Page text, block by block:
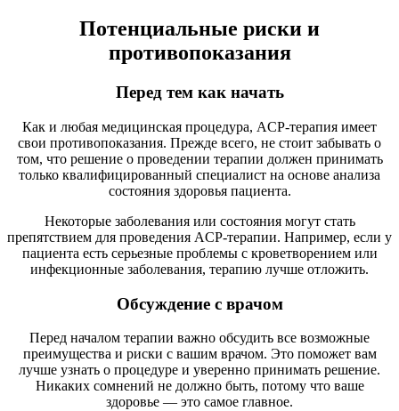
Потенциальные риски и
противопоказания
Перед тем как начать
Как и любая медицинская процедура, ACP-терапия имеет
свои противопоказания. Прежде всего, не стоит забывать о
том, что решение о проведении терапии должен принимать
только квалифицированный специалист на основе анализа
состояния здоровья пациента.
Некоторые заболевания или состояния могут стать
препятствием для проведения ACP-терапии. Например, если у
пациента есть серьезные проблемы с кроветворением или
инфекционные заболевания, терапию лучше отложить.
Обсуждение с врачом
Перед началом терапии важно обсудить все возможные
преимущества и риски с вашим врачом. Это поможет вам
лучше узнать о процедуре и уверенно принимать решение.
Никаких сомнений не должно быть, потому что ваше
здоровье — это самое главное.